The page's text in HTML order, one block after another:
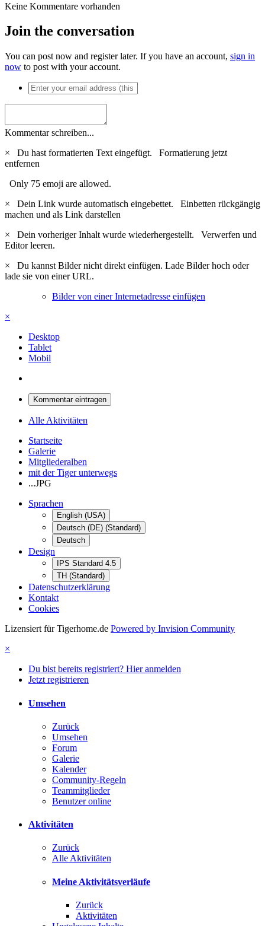
Keine Kommentare vorhanden
Join the conversation
You can post now and register later. If you have an account, sign in
now to post with your account.
Kommentar schreiben...
×
Du hast formatierten Text eingefügt. Formatierung jetzt
entfernen
Only 75 emoji are allowed.
×
Dein Link wurde automatisch eingebettet. Einbetten rückgängig
machen und als Link darstellen
×
Dein vorheriger Inhalt wurde wiederhergestellt. Verwerfen und
Editor leeren.
×
Du kannst Bilder nicht direkt einfügen. Lade Bilder hoch oder
lade sie von einer URL.
Bilder von einer Internetadresse einfügen
×
Desktop
Tablet
Mobil
Kommentar eintragen
Alle Aktivitäten
Startseite
Galerie
Mitgliederalben
mit der Tiger unterwegs
...JPG
Sprachen
English (USA)
Deutsch (DE) (Standard)
Deutsch
Design
IPS Standard 4.5
TH (Standard)
Datenschutzerklärung
Kontakt
Cookies
Lizensiert für Tigerhome.de Powered by Invision Community
×
Du bist bereits registriert? Hier anmelden
Jetzt registrieren
Umsehen
Zurück
Umsehen
Forum
Galerie
Kalender
Community-Regeln
Teammitglieder
Benutzer online
Aktivitäten
Zurück
Alle Aktivitäten
Meine Aktivitätsverläufe
Zurück
Aktivitäten